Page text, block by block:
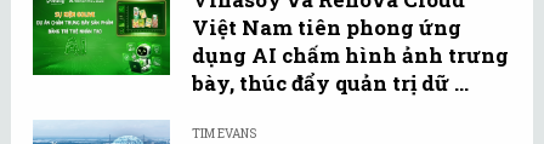
Việt Nam tiên phong ứng
dụng AI chấm hình ảnh trưng
bày, thúc đẩy quản trị dữ ...
TIM EVANS